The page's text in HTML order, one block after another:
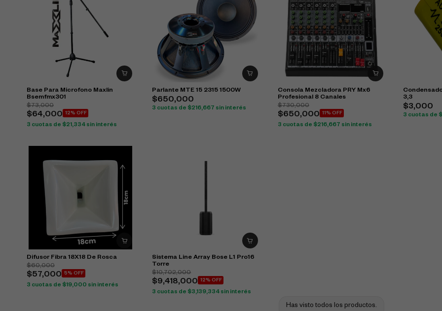
Base Para Microfono Maxlin
Bsemfmx301
$73,000
$64,000 12% OFF
3 cuotas de $21,334 sin interés
Parlante MTE 15 2315 1500W
$650,000
3 cuotas de $216,667 sin interés
Consola Mezcladora PRY Mx6
Profesional 8 Canales
$730,000
$650,000 11% OFF
3 cuotas de $216,667 sin interés
3,3
$3,000
3 cuotas de
Difusor Fibra 18X18 De Rosca
$60,000
$57,000 5% OFF
3 cuotas de $19,000 sin interés
Sistema Line Array Bose L1 Pro16
Torre
$10,702,000
$9,418,000 12% OFF
3 cuotas de $3,139,334 sin interés
Has visto todos los productos.